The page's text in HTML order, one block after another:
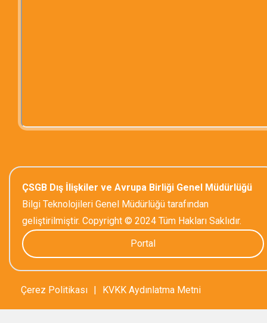
ÇSGB Dış İlişkiler ve Avrupa Birliği Genel Müdürlüğü
Bilgi Teknolojileri Genel Müdürlüğü tarafından
geliştirilmiştir. Copyright © 2024 Tüm Hakları Saklıdır.
Portal
Çerez Politikası KVKK Aydınlatma Metni